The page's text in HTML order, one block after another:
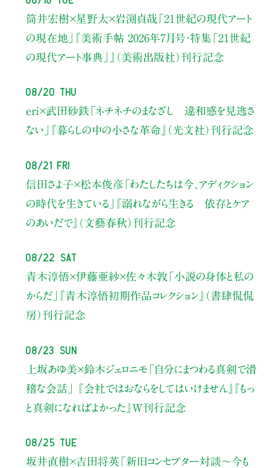
筒井宏樹×星野太×岩渕貞哉 「21世紀の現代アート
の現在地」
『美術手帖 2026年7月号・特集「21世紀
の現代アート事典」』（美術出版社）刊行記念
08/20 Thu
eri×武田砂鉄「ネチネチのまなざし 違和感を見逃さ
ない」
『暮らしの中の小さな革命』（光文社）刊行記念
08/21 Fri
信田さよ子×松本俊彦 「わたしたちは今、アディクション
の時代を生きている」
『溺れながら生きる 依存とケア
のあいだで』（文藝春秋）刊行記念
08/22 Sat
青木淳悟×伊藤亜紗×佐々木敦 「小説の身体と私の
からだ」
『青木淳悟初期作品コレクション』（書肆侃侃
房）刊行記念
08/23 Sun
上坂あゆ美×鈴木ジェロニモ 「自分にまつわる真剣で滑
稽な会話」
『会社ではおならをしてはいけません』『もっ
と真剣になればよかった』W刊行記念
08/25 Tue
坂井直樹×吉田将英「新旧コンセプター対談～今も